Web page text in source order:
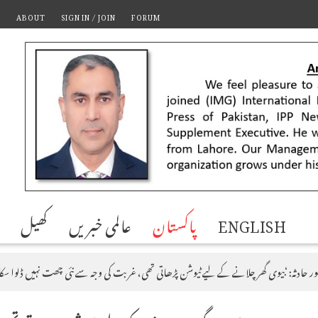
ABOUT SIGN IN / JOIN FORUM
کھیل عالمی خبریں پاکستان ENGLISH
حادثہ: ‘بیوی گھر چلانے کے لیے ٹیوشن پڑھاتی تھی، غربت کی وجہ سے نئی چھت نہیں ڈلوا